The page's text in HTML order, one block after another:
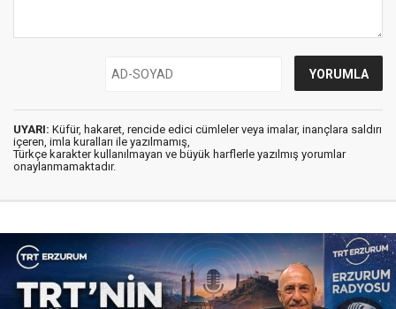
UYARI: Küfür, hakaret, rencide edici cümleler veya imalar, inançlara saldırı
içeren, imla kuralları ile yazılmamış,
Türkçe karakter kullanılmayan ve büyük harflerle yazılmış yorumlar
onaylanmamaktadır.